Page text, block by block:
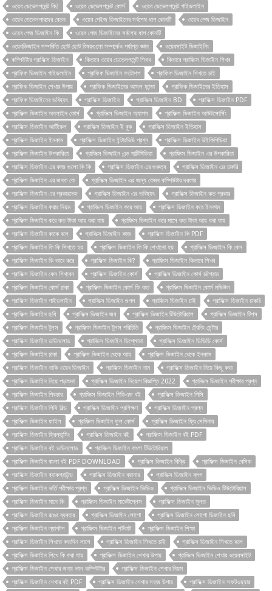
ওয়েব ডেভেলপমেন্ট কি? ওয়েব ডেভেলপমেন্ট কোর্স
ওয়েব ডেভেলপমেন্ট গাইডলাইন
ওয়েব ডেভেলপারদের বেতন
ওয়েব পেইজ ডিজাইনের সর্বশেষ ধাপ কোনটি
ওয়েব পেজ ডিজাইন
ওয়েব পেজ ডিজাইন কি
ওয়েব পেজ ডিজাইনের সর্বশেষ ধাপ কোনটি
ওয়েবডিজাইন সম্পর্কিত ছোট ছোট বিষয়গুলো সম্পর্কেও পর্যাপ্ত জ্ঞান
ওয়েবসাইট ডিজাইনিং
কম্পিউটার গ্রাফিক্স ডিজাইন
কিভাবে ওয়েব ডেভেলপমেন্ট শিখব
কিভাবে গ্রাফিক্স ডিজাইন শিখব
গ্রাফিক ডিজাইন গাইডলাইন
গ্রাফিক ডিজাইন ফটোশপ
গ্রাফিক ডিজাইন শিখতে চাই
গ্রাফিক ডিজাইন শেখার উপায়
গ্রাফিক ডিজাইনের আসল ফান্ডা
গ্রাফিক ডিজাইনের ইতিহাস
গ্রাফিক ডিজাইনের ভবিষ্যৎ
গ্রাফিক্স ডিজাইন গ্রাফিক্স ডিজাইন BD
গ্রাফিক্স ডিজাইন PDF
গ্রাফিক্স ডিজাইন অনলাইন কোর্স
গ্রাফিক্স ডিজাইন অ্যাপস
গ্রাফিক্স ডিজাইন আউটসোর্সিং
গ্রাফিক্স ডিজাইন আর্টিকেল
গ্রাফিক্স ডিজাইন ই বুক
গ্রাফিক্স ডিজাইন ইতিহাস
গ্রাফিক্স ডিজাইন ইনকাম
গ্রাফিক্স ডিজাইন ইন্টারভিউ প্রশ্ন
গ্রাফিক্স ডিজাইন উইকিপিডিয়া
গ্রাফিক্স ডিজাইন উপকারিতা
গ্রাফিক্স ডিজাইন এন্ড মাল্টিমিডিয়া
গ্রাফিক্স ডিজাইন এর উপকারিতা
গ্রাফিক্স ডিজাইন এর কাজ গুলো কি কি
গ্রাফিক্স ডিজাইন এর গুরুত্ব
গ্রাফিক্স ডিজাইন এর চাকরি
গ্রাফিক্স ডিজাইন এর জনক কে
গ্রাফিক্স ডিজাইন এর জন্য কেমন কম্পিউটার দরকার
গ্রাফিক্স ডিজাইন এর প্রকারভেদ
গ্রাফিক্স ডিজাইন এর ভবিষ্যৎ
গ্রাফিক্স ডিজাইন কত প্রকার
গ্রাফিক্স ডিজাইন করার নিয়ম
গ্রাফিক্স ডিজাইন করে আয়
গ্রাফিক্স ডিজাইন করে ইনকাম
গ্রাফিক্স ডিজাইন করে কত টাকা আয় করা যায়
গ্রাফিক্স ডিজাইন করে মাসে কত টাকা আয় করা যায়
গ্রাফিক্স ডিজাইন কাকে বলে
গ্রাফিক্স ডিজাইন কাজ
গ্রাফিক্স ডিজাইন কি PDF
গ্রাফিক্স ডিজাইন কি কি শিখতে হয়
গ্রাফিক্স ডিজাইন কি কি শেখানো হয়
গ্রাফিক্স ডিজাইন কি কেন
গ্রাফিক্স ডিজাইন কি ভাবে করে
গ্রাফিক্স ডিজাইন কি?
গ্রাফিক্স ডিজাইন কিভাবে শিখব
গ্রাফিক্স ডিজাইন কেন শিখবেন
গ্রাফিক্স ডিজাইন কোর্স
গ্রাফিক্স ডিজাইন কোর্স চট্টগ্রাম
গ্রাফিক্স ডিজাইন কোর্স ঢাকা
গ্রাফিক্স ডিজাইন কোর্স ফি কত
গ্রাফিক্স ডিজাইন কোর্স মডিউল
গ্রাফিক্স ডিজাইন গাইডলাইন
গ্রাফিক্স ডিজাইন গুগল গ্রাফিক্স ডিজাইন চাই
গ্রাফিক্স ডিজাইন চাকরি
গ্রাফিক্স ডিজাইন ছবি
গ্রাফিক্স ডিজাইন জব গ্রাফিক্স ডিজাইন টিউটোরিয়াল
গ্রাফিক্স ডিজাইন টিপস
গ্রাফিক্স ডিজাইন টুলস
গ্রাফিক্স ডিজাইন টুলস পরিচিতি
গ্রাফিক্স ডিজাইন ট্রেনিং সেন্টার
গ্রাফিক্স ডিজাইন ডাউনলোড
গ্রাফিক্স ডিজাইন ডিপ্লোমা
গ্রাফিক্স ডিজাইন ডিভিডি কোর্স
গ্রাফিক্স ডিজাইন ঢাকা
গ্রাফিক্স ডিজাইন থেকে আয়
গ্রাফিক্স ডিজাইন থেকে ইনকাম
গ্রাফিক্স ডিজাইন নাকি ওয়েব ডিজাইন
গ্রাফিক্স ডিজাইন নাম
গ্রাফিক্স ডিজাইন নিয়ে কিছু কথা
গ্রাফিক্স ডিজাইন নিয়ে পড়াশুনা
গ্রাফিক্স ডিজাইন নিয়োগ বিজ্ঞপ্তি 2022
গ্রাফিক্স ডিজাইন পরীক্ষার প্রশ্ন
গ্রাফিক্স ডিজাইন পিকচার
গ্রাফিক্স ডিজাইন পিডিএফ বই
গ্রাফিক্স ডিজাইন পিসি
গ্রাফিক্স ডিজাইন পিসি বিল্ড
গ্রাফিক্স ডিজাইন প্রশিক্ষণ
গ্রাফিক্স ডিজাইন প্রশ্ন
গ্রাফিক্স ডিজাইন ফাইল
গ্রাফিক্স ডিজাইন ফুল কোর্স
গ্রাফিক্স ডিজাইন ফ্রি সেমিনার
গ্রাফিক্স ডিজাইন ফ্রিল্যান্সিং
গ্রাফিক্স ডিজাইন বই
গ্রাফিক্স ডিজাইন বই PDF
গ্রাফিক্স ডিজাইন বই ডাউনলোড
গ্রাফিক্স ডিজাইন বাংলা টিউটোরিয়াল
গ্রাফিক্স ডিজাইন বাংলা বই PDF DOWNLOAD
গ্রাফিক্স ডিজাইন বিক্রি
গ্রাফিক্স ডিজাইন বেসিক
গ্রাফিক্স ডিজাইন ব্যাকগ্রাউন্ড
গ্রাফিক্স ডিজাইন ব্যানার
গ্রাফিক্স ডিজাইন ব্লগ
গ্রাফিক্স ডিজাইন ভর্তি পরীক্ষার প্রশ্ন
গ্রাফিক্স ডিজাইন ভিডিও
গ্রাফিক্স ডিজাইন ভিডিও টিউটোরিয়াল
গ্রাফিক্স ডিজাইন মানে কি
গ্রাফিক্স ডিজাইন মার্কেটপ্লেস
গ্রাফিক্স ডিজাইন মূলত
গ্রাফিক্স ডিজাইন রঙের ব্যবহার
গ্রাফিক্স ডিজাইন লোগো
গ্রাফিক্স ডিজাইন লোগো ডিজাইন ছবি
গ্রাফিক্স ডিজাইন ল্যাপটপ
গ্রাফিক্স ডিজাইন শর্টকাট
গ্রাফিক্স ডিজাইন শিক্ষা
গ্রাফিক্স ডিজাইন শিখতে কতদিন লাগে
গ্রাফিক্স ডিজাইন শিখতে চাই
গ্রাফিক্স ডিজাইন শিখতে হলে
গ্রাফিক্স ডিজাইন শিখে কি করা যায়
গ্রাফিক্স ডিজাইন শেখার উপায়
গ্রাফিক্স ডিজাইন শেখার ওয়েবসাইট
গ্রাফিক্স ডিজাইন শেখার জন্য ভাল কম্পিউটার
গ্রাফিক্স ডিজাইন শেখার নিয়ম
গ্রাফিক্স ডিজাইন শেখার বই PDF
গ্রাফিক্স ডিজাইন শেখার সহজ উপায়
গ্রাফিক্স ডিজাইন সফটওয়্যার